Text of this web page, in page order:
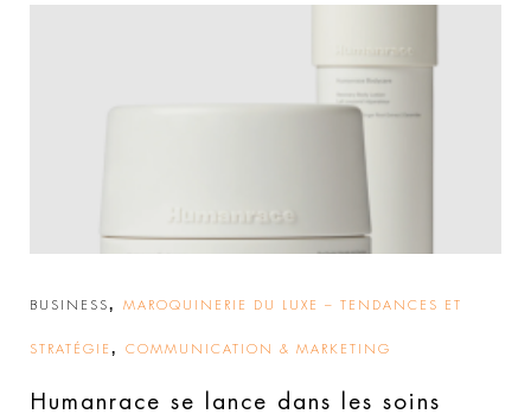
BUSINESS, MAROQUINERIE DU LUXE – TENDANCES ET
STRATÉGIE , COMMUNICATION & MARKETING
Humanrace se lance dans les soins